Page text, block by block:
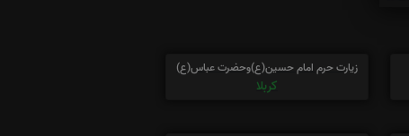
زیارت حرم امام حسین(ع)وحضرت عباس(ع)
کربلا